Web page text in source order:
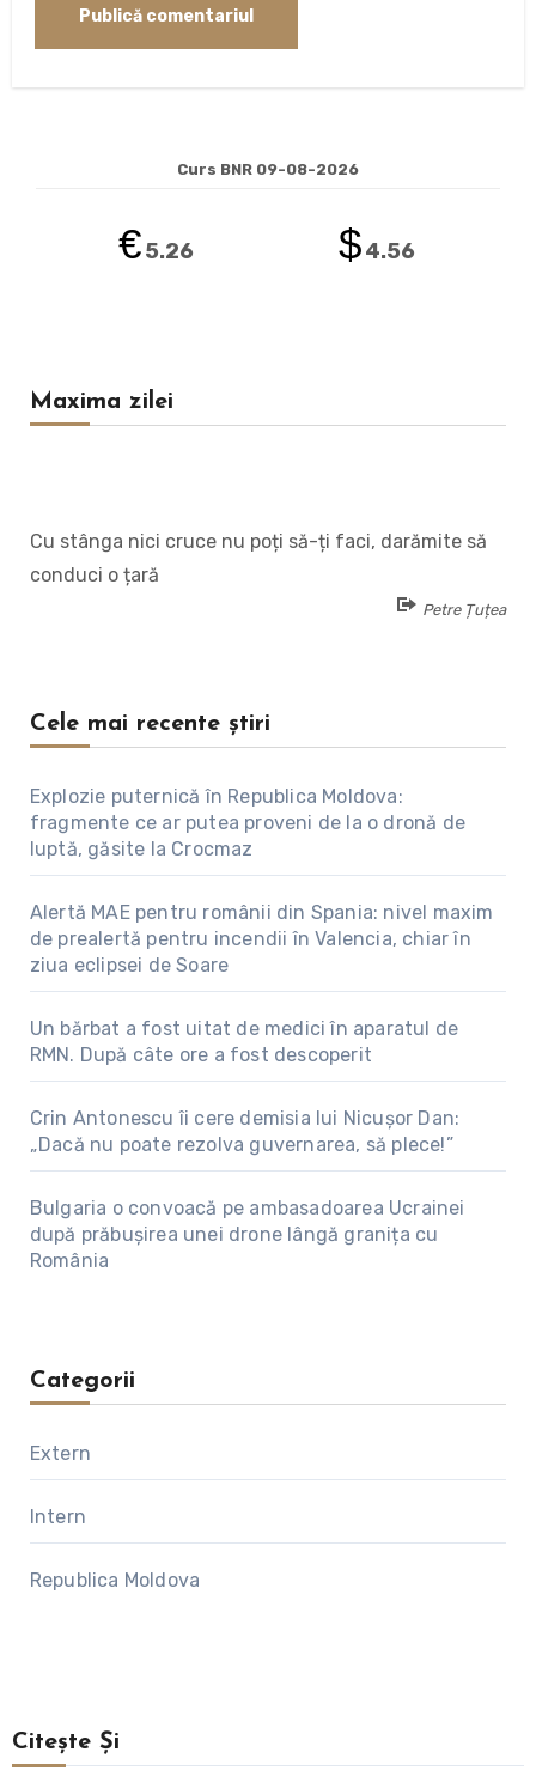
Curs BNR 09-08-2026
€5.26 $4.56
Maxima zilei
Cu stânga nici cruce nu poți să-ți faci, darămite să
conduci o țară
Petre Țuțea
Cele mai recente știri
Explozie puternică în Republica Moldova:
fragmente ce ar putea proveni de la o dronă de
luptă, găsite la Crocmaz
Alertă MAE pentru românii din Spania: nivel maxim
de prealertă pentru incendii în Valencia, chiar în
ziua eclipsei de Soare
Un bărbat a fost uitat de medici în aparatul de
RMN. După câte ore a fost descoperit
Crin Antonescu îi cere demisia lui Nicușor Dan:
„Dacă nu poate rezolva guvernarea, să plece!”
Bulgaria o convoacă pe ambasadoarea Ucrainei
după prăbușirea unei drone lângă granița cu
România
Categorii
Extern
Intern
Republica Moldova
Citește Și